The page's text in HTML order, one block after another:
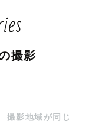
お伺いします
ファミリー・フレン
撮影
撮影地域が同じ